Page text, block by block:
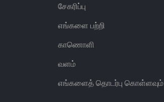
சேகரிப்பு
எங்களை பற்றி
காணொளி
வளம்
எங்களைத் தொடர்பு கொள்ளவும்